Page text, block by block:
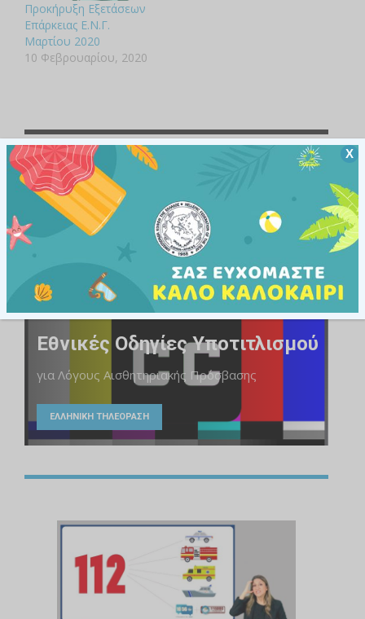
Προκήρυξη Εξετάσεων
Επάρκειας Ε.Ν.Γ.
Μαρτίου 2020
10 Φεβρουαρίου, 2020
Άτομα με αναπηρίες και χρόνιες παθήσεις
ΥΠΗΡΕΣΙΕΣ
Εθνικές Οδηγίες Υποτιτλισμού
για Λόγους Αισθητηριακής Πρόσβασης
ΕΛΛΗΝΙΚΗ ΤΗΛΕΟΡΑΣΗ
Χ